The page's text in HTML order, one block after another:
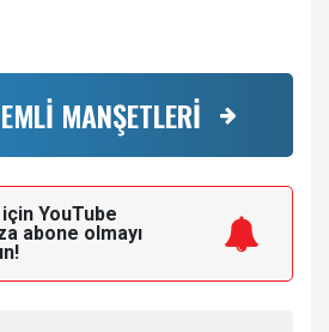
MANŞETLERİ
YouTube
abone olmayı